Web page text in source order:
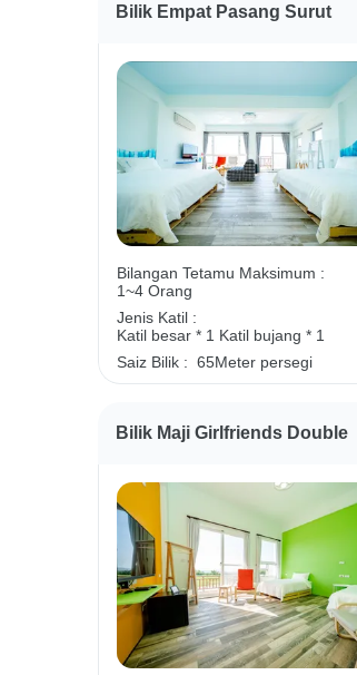
Bilik Empat Pasang Surut
Bilangan Tetamu Maksimum :
1~4 Orang
Jenis Katil :
Katil besar * 1 Katil bujang * 1
Saiz Bilik : 65Meter persegi
Bilik Maji Girlfriends Double